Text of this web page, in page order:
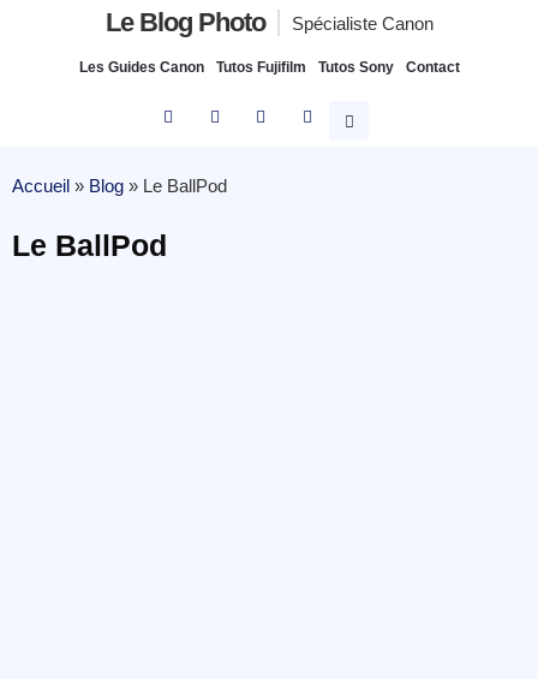
Le Blog Photo Spécialiste Canon
Les Guides Canon Tutos Fujifilm Tutos Sony Contact
Accueil » Blog » Le BallPod
Le BallPod